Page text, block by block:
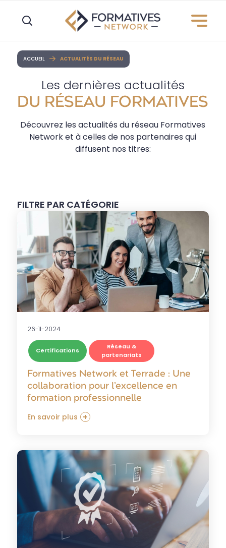
ACCUEIL ACTUALITÉS DU RÉSEAU
Les dernières actualités
DU RÉSEAU FORMATIVES
Découvrez les actualités du réseau Formatives
Network et à celles de nos partenaires qui
diffusent nos titres:
FILTRE PAR CATÉGORIE
26-11-2024
Certifications
Réseau &
partenariats
Formatives Network et Terrade : Une
collaboration pour l’excellence en
formation professionnelle
En savoir plus